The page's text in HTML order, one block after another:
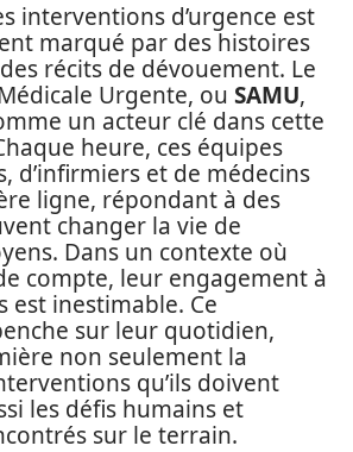
interventions d’urgence est
marqué par des histoires
récits de dévouement. Le
Urgente, ou SAMU,
un acteur clé dans cette
heure, ces équipes
d’infirmiers et de médecins
ligne, répondant à des
changer la vie de
Dans un contexte où
compte, leur engagement à
est inestimable. Ce
sur leur quotidien,
non seulement la
qu’ils doivent
les défis humains et
sur le terrain.